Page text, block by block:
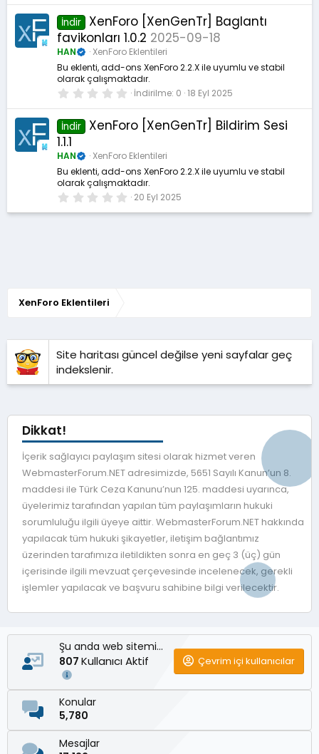
0
0
y
ı
d
ı
z
İndir
XenForo [XenGenTr] Baglantı
favikonları 1.0.2 2025-09-18
HAN
XenForo Eklentileri
Bu eklenti, add-ons XenForo 2.2.X ile uyumlu ve stabil
olarak çalışmaktadır.
0
0
0
y
d
ı
z
İndirilme 0 18 Eyl 2025
İndir
XenForo [XenGenTr] Bildirim Sesi
1.1.1
HAN
XenForo Eklentileri
Bu eklenti, add-ons XenForo 2.2.X ile uyumlu ve stabil
olarak çalışmaktadır.
0
0
20 Eyl 2025
XenForo Eklentileri
Site haritası güncel değilse yeni sayfalar geç
indekslenir.
Dikkat!
İçerik sağlayıcı paylaşım sitesi olarak hizmet veren
WebmasterForum.NET adresimizde, 5651 Sayılı Kanun’un 8.
maddesi ile Türk Ceza Kanunu’nun 125. maddesi uyarınca,
üyelerimiz tarafından yapılan tüm paylaşımların hukuki
sorumluluğu ilgili üyeye aittir. WebmasterForum.NET hakkında
yapılacak tüm hukuki şikayetler, iletişim bağlantımız
üzerinden tarafımıza iletildikten sonra en geç 3 (üç) gün
içerisinde ilgili mevzuat çerçevesinde incelenecek, gerekli
işlemler yapılacak ve başvuru sahibine bilgi verilecektir.
Şu anda web sitemizde
807 Kullanıcı Aktif Çevrim içi kullanıcılar
Konular
5,780
Mesajlar